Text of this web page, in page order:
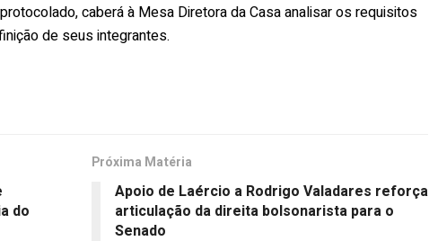
caberá à Mesa Diretora da Casa analisar os requisitos
de seus integrantes.
do
Próxima Matéria
Apoio de Laércio a Rodrigo Valadares reforça
articulação da direita bolsonarista para o
Senado